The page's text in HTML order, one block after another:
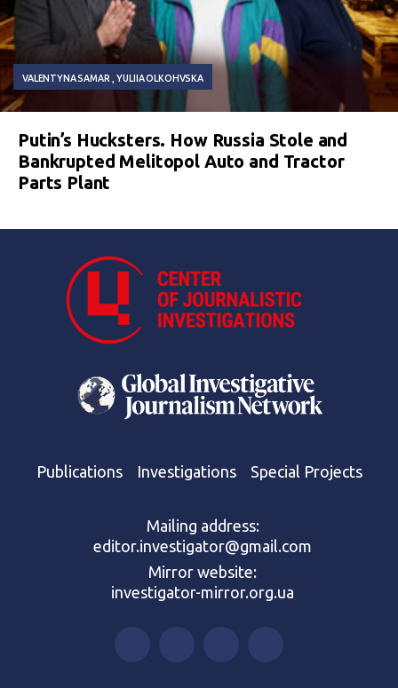
VALENTYNA SAMAR YULIIA OLKOHVSKA
Putin’s Hucksters. How Russia Stole and
Bankrupted Melitopol Auto and Tractor
Parts Plant
Publications Investigations Special Projects
Mailing address:
editor.investigator@gmail.com
Mirror website:
investigator-mirror.org.ua